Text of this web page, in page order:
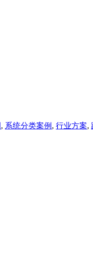
, 系统分类案例 , 行业方案,